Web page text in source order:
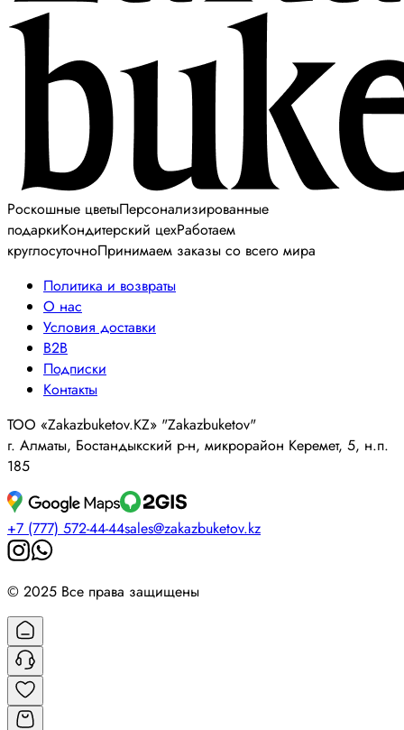
Роскошные цветыПерсонализированные
подаркиКондитерский цехРаботаем
круглосуточноПринимаем заказы со всего мира
Политика и возвраты
О нас
Условия доставки
B2B
Подписки
Контакты
ТОО «Zakazbuketov.KZ» "Zakazbuketov"
г. Алматы, Бостандыкский р-н, микрорайон Керемет, 5, н.п.
185
+7 (777) 572-44-44sales@zakazbuketov.kz
© 2025 Все права защищены